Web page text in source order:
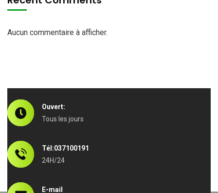
Aucun commentaire à afficher.
Ouvert:
Tous les jours
Tél:037100191
24H/24
E-mail